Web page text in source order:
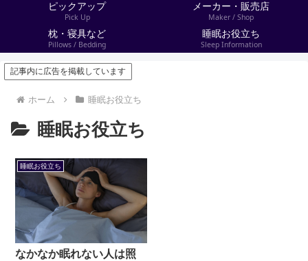
ピックアップ
Pick Up
メーカー・販売店
Maker / Shop
枕・寝具など
Pillows / Bedding
睡眠お役立ち
Sleep Information
記事内に広告を掲載しています
ホーム 睡眠お役立ち
睡眠お役立ち
睡眠お役立ち
なかなか眠れない人は照